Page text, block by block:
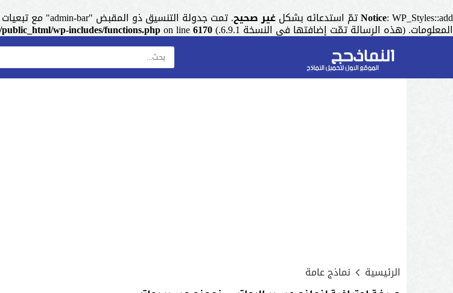
Notice: WP_Styles::add تمّ استدعائه بشكل غير صحيح. تمت جدولة التنسيق ذو المقبض "admin-bar" مع تبعيات غير مسجلة: dashicons. من فضلك اطلع على
المعلومات. (هذه الرسالة تمّت إضافتها في النسخة 6.9.1.) in wp-includes/functions.phpon line6170
الرئيسية نماذج عامة